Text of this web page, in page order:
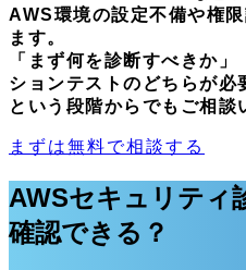
AWS環境の設定不備や権
ます。
「まず何を診断すべきか
ションテストのどちらが必
という段階からでもご相談
まずは無料で相談する
AWSセキュリティ
確認できる？